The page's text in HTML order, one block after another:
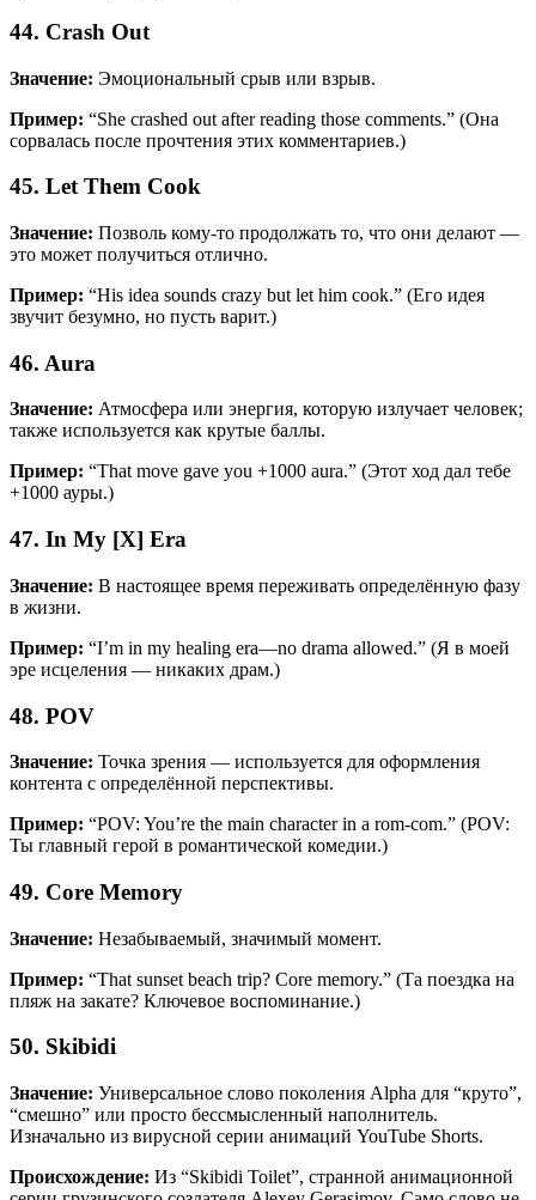
44. Crash Out
Значение: Эмоциональный срыв или взрыв.
Пример: “She crashed out after reading those comments.” (Она
сорвалась после прочтения этих комментариев.)
45. Let Them Cook
Значение: Позволь кому-то продолжать то, что они делают —
это может получиться отлично.
Пример: “His idea sounds crazy but let him cook.” (Его идея
звучит безумно, но пусть варит.)
46. Aura
Значение: Атмосфера или энергия, которую излучает человек;
также используется как крутые баллы.
Пример: “That move gave you +1000 aura.” (Этот ход дал тебе
+1000 ауры.)
47. In My [X] Era
Значение: В настоящее время переживать определённую фазу
в жизни.
Пример: “I’m in my healing era—no drama allowed.” (Я в моей
эре исцеления — никаких драм.)
48. POV
Значение: Точка зрения — используется для оформления
контента с определённой перспективы.
Пример: “POV: You’re the main character in a rom-com.” (POV:
Ты главный герой в романтической комедии.)
49. Core Memory
Значение: Незабываемый, значимый момент.
Пример: “That sunset beach trip? Core memory.” (Та поездка на
пляж на закате? Ключевое воспоминание.)
50. Skibidi
Значение: Универсальное слово поколения Alpha для “круто”,
“смешно” или просто бессмысленный наполнитель.
Изначально из вирусной серии анимаций YouTube Shorts.
Происхождение: Из “Skibidi Toilet”, странной анимационной